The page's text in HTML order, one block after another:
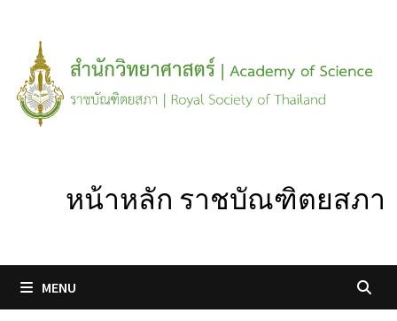
content
หน้าหลัก ราชบัณฑิตยสภา
MENU